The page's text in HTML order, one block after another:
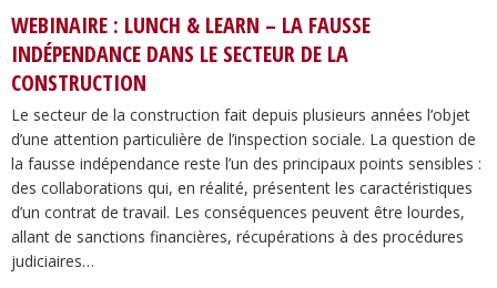
WEBINAIRE : LUNCH & LEARN – LA FAUSSE
INDÉPENDANCE DANS LE SECTEUR DE LA
CONSTRUCTION
Le secteur de la construction fait depuis plusieurs années l’objet
d’une attention particulière de l’inspection sociale. La question de
la fausse indépendance reste l’un des principaux points sensibles :
des collaborations qui, en réalité, présentent les caractéristiques
d’un contrat de travail. Les conséquences peuvent être lourdes,
allant de sanctions financières, récupérations à des procédures
judiciaires…